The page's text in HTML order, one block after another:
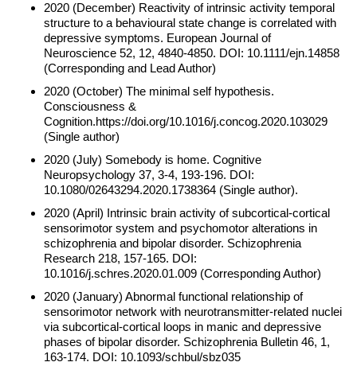
2020 (December) Reactivity of intrinsic activity temporal
structure to a behavioural state change is correlated with
depressive symptoms. European Journal of
Neuroscience 52, 12, 4840-4850. DOI: 10.1111/ejn.14858
(Corresponding and Lead Author)
2020 (October) The minimal self hypothesis.
Consciousness &
Cognition.https://doi.org/10.1016/j.concog.2020.103029
(Single author)
2020 (July) Somebody is home. Cognitive
Neuropsychology 37, 3-4, 193-196. DOI:
10.1080/02643294.2020.1738364 (Single author).
2020 (April) Intrinsic brain activity of subcortical-cortical
sensorimotor system and psychomotor alterations in
schizophrenia and bipolar disorder. Schizophrenia
Research 218, 157-165. DOI:
10.1016/j.schres.2020.01.009 (Corresponding Author)
2020 (January) Abnormal functional relationship of
sensorimotor network with neurotransmitter-related nuclei
via subcortical-cortical loops in manic and depressive
phases of bipolar disorder. Schizophrenia Bulletin 46, 1,
163-174. DOI: 10.1093/schbul/sbz035